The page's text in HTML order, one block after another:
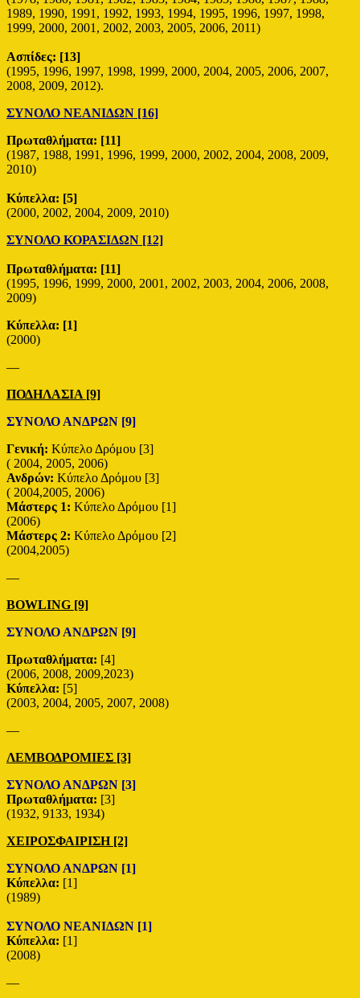
1989, 1990, 1991, 1992, 1993, 1994, 1995, 1996, 1997, 1998,
1999, 2000, 2001, 2002, 2003, 2005, 2006, 2011)
Ασπίδες: [13]
(1995, 1996, 1997, 1998, 1999, 2000, 2004, 2005, 2006, 2007,
2008, 2009, 2012).
ΣΥΝΟΛΟ ΝΕΑΝΙΔΩΝ [16]
Πρωταθλήματα: [11]
(1987, 1988, 1991, 1996, 1999, 2000, 2002, 2004, 2008, 2009,
2010)
Κύπελλα: [5]
(2000, 2002, 2004, 2009, 2010)
ΣΥΝΟΛΟ ΚΟΡΑΣΙΔΩΝ [12]
Πρωταθλήματα: [11]
(1995, 1996, 1999, 2000, 2001, 2002, 2003, 2004, 2006, 2008,
2009)
Κύπελλα: [1]
(2000)
—
ΠΟΔΗΛΑΣΙΑ [9]
ΣΥΝΟΛΟ ΑΝΔΡΩΝ [9]
Γενική: Κύπελο Δρόμου [3]
( 2004, 2005, 2006)
Ανδρών: Κύπελο Δρόμου [3]
( 2004,2005, 2006)
Mάστερς 1: Κύπελο Δρόμου [1]
(2006)
Μάστερς 2: Κύπελο Δρόμου [2]
(2004,2005)
—
BOWLING [9]
ΣΥΝΟΛΟ ΑΝΔΡΩΝ [9]
Πρωταθλήματα: [4]
(2006, 2008, 2009,2023)
Κύπελλα: [5]
(2003, 2004, 2005, 2007, 2008)
—
ΛΕΜΒΟΔΡΟΜΙΕΣ [3]
ΣΥΝΟΛΟ ΑΝΔΡΩΝ [3]
Πρωταθλήματα: [3]
(1932, 9133, 1934)
ΧΕΙΡΟΣΦΑΙΡΙΣΗ [2]
ΣΥΝΟΛΟ ΑΝΔΡΩΝ [1]
Κύπελλα: [1]
(1989)
ΣΥΝΟΛΟ ΝΕΑΝΙΔΩΝ [1]
Κύπελλα: [1]
(2008)
—